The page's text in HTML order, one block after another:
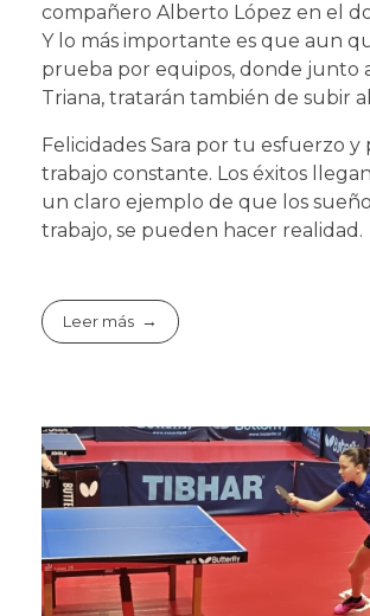
compañero Alberto López en el
Y lo más importante es que aun
prueba por equipos, donde junto
Triana, tratarán también de subir
Felicidades Sara por tu esfuerzo y
trabajo constante. Los éxitos
un claro ejemplo de que los
trabajo, se pueden hacer realidad.
Leer más